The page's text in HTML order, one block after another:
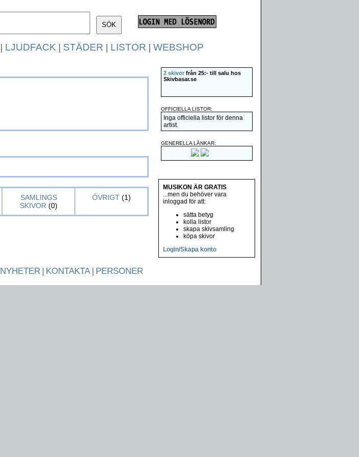
| LJUDFACK | STÄDER | LISTOR | WEBSHOP
SAMLINGS
SKIVOR (0)
ÖVRIGT(1)
2 skivor från 25:- till salu hos
Skivbasar.se
OFFICIELLA LISTOR:
Inga officiella listor för denna
artist.
GENERELLA LÄNKAR:
MUSIKON ÄR GRATIS
...men du behöver vara
inloggad för att:
sätta betyg
kolla listor
skapa skivsamling
köpa skivor
Login/Skapa konto
NYHETER| KONTAKTA| PERSONER